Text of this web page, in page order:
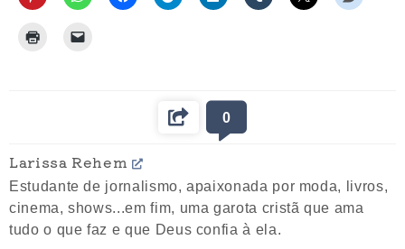
0
Larissa Rehem
Estudante de jornalismo, apaixonada por moda, livros,
cinema, shows...em fim, uma garota cristã que ama
tudo o que faz e que Deus confia à ela.